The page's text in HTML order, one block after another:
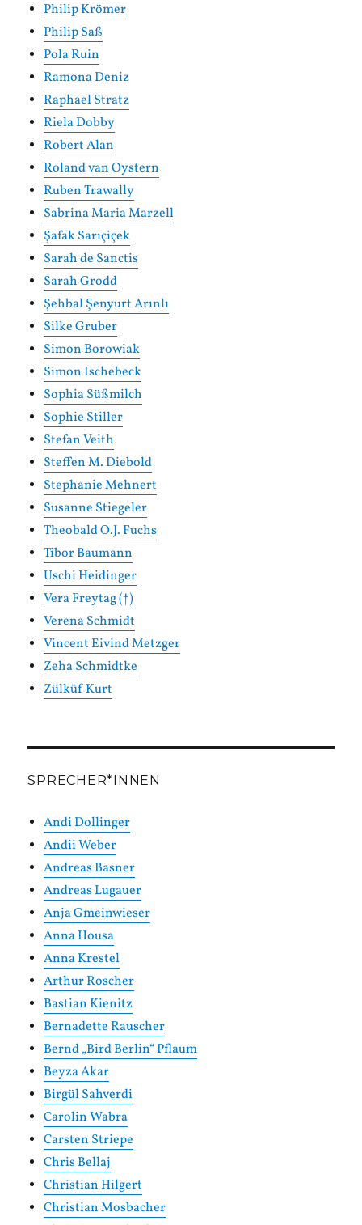
Philip Krömer
Philip Saß
Pola Ruin
Ramona Deniz
Raphael Stratz
Riela Dobby
Robert Alan
Roland van Oystern
Ruben Trawally
Sabrina Maria Marzell
Şafak Sarıçiçek
Sarah de Sanctis
Sarah Grodd
Şehbal Şenyurt Arınlı
Silke Gruber
Simon Borowiak
Simon Ischebeck
Sophia Süßmilch
Sophie Stiller
Stefan Veith
Steffen M. Diebold
Stephanie Mehnert
Susanne Stiegeler
Theobald O.J. Fuchs
Tibor Baumann
Uschi Heidinger
Vera Freytag (†)
Verena Schmidt
Vincent Eivind Metzger
Zeha Schmidtke
Zülküf Kurt
SPRECHER*INNEN
Andi Dollinger
Andii Weber
Andreas Basner
Andreas Lugauer
Anja Gmeinwieser
Anna Housa
Anna Krestel
Arthur Roscher
Bastian Kienitz
Bernadette Rauscher
Bernd „Bird Berlin“ Pflaum
Beyza Akar
Birgül Sahverdi
Carolin Wabra
Carsten Striepe
Chris Bellaj
Christian Hilgert
Christian Mosbacher